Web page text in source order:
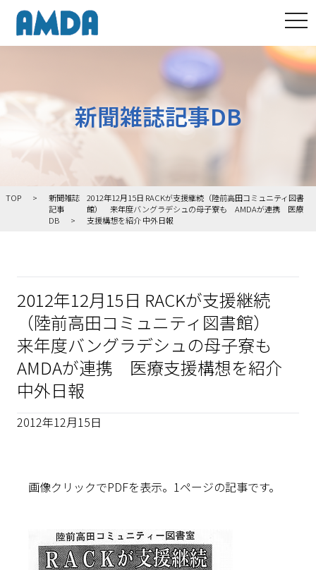
新聞雑誌記事DB
TOP
新聞雑誌
記事
DB
2012年12月15日 RACKが支援継続（陸前高田コミュニティ図書
館） 来年度バングラデシュの母子寮も AMDAが連携 医療
支援構想を紹介 中外日報
2012年12月15日 RACKが支援継続
（陸前高田コミュニティ図書館）
来年度バングラデシュの母子寮も
AMDAが連携 医療支援構想を紹介
中外日報
2012年12月15日
画像クリックでPDFを表示。1ページの記事です。